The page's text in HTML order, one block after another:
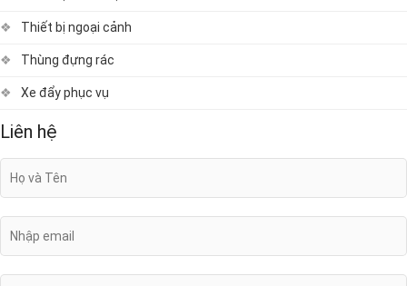
Thiết bị ngoại cảnh
Thùng đựng rác
Xe đẩy phục vụ
Liên hệ